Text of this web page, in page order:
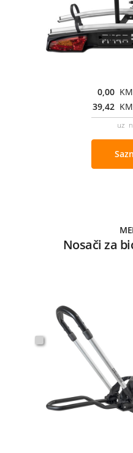
0,00
39,42
uz
Nosači za